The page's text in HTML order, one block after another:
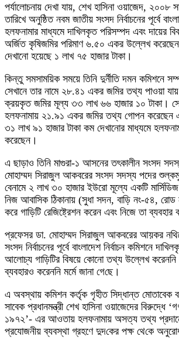
পর্যালোচনায় দেখা যায়, শেখ হাসিনা ওয়াজেদ, ২০০৮
তারিখে অনুষ্ঠিত নবম জাতীয় সংসদ নির্বাচনের পূর্বে
হলফনামার মাধ্যমে দাখিলকৃত পরিসম্পদ এবং দায়ের
অর্জিত কৃষিজমির পরিমাণ ৬.৫০ একর উল্লেখ
দেখানো হয়েছে ১ লাখ ৭৫ হাজার টাকা।
কিন্তু সমসাময়িক সময়ে তিনি দুর্নীতি দমন কমিশনে
সেখানে তার নামে ২৮.৪১ একর জমির তথ্য পাওয়া
ক্রয়কৃত জমির মূল্য ৩৩ লাখ ৬৬ হাজার ১০ টাকা। সে
হলফনামায় ২১.৯১ একর জমির তথ্য গোপন করেছেন
৩১ লাখ ৯১ হাজার টাকা কম দেখানোর মাধ্যমে
করেছেন।
এ ছাড়াও তিনি মাগুরা-১ আসনের তৎকালীন সংসদ
মোহাম্মদ সিরাজুল আকবরের সংসদ সদস্য পদের
বেনামে ২ লাখ ৩০ হাজার ইউরো মূল্যে একটি
নিজ আবাসিক ঠিকানায় (সুধা সদন, বাড়ি নং-৫৪, রোড
করে গাড়িটি রেজিষ্ট্রেশন করেন এবং নিজে তা ব্যবহার
প্রফেসর ডা. মোহাম্মদ সিরাজুল আকবরের আয়কর
সংসদ নির্বাচনের পূর্বে বাংলাদেশ নির্বাচন কমিশনে
আলোচ্য গাড়িটির বিষয়ে কোনো তথ্য উল্লেখ করেননি
ব্যবহারও করেননি মর্মে জানা গে‌ছে।
এ অবস্থায় কমিশন কর্তৃক গৃহীত সিদ্ধান্ত মোতাবেক
সাবেক প্রধানমন্ত্রী শেখ হাসিনা ওয়াজেদের বিরুদ্ধে
১৯৭২’- এর আওতায় হলফনামায় অসত্য তথ্য
প্রযোজনীয় ব্যবস্থা গ্রহণে দুদ‌কের পক্ষ থে‌কে